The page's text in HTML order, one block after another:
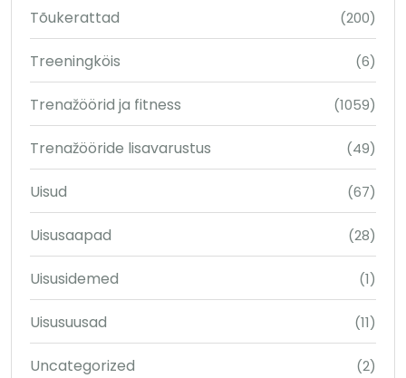
Tõukerattad (200)
Treeningköis (6)
Trenažöörid ja fitness (1059)
Trenažööride lisavarustus (49)
Uisud (67)
Uisusaapad (28)
Uisusidemed (1)
Uisusuusad (11)
Uncategorized (2)